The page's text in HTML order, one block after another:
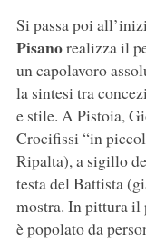
Si passa poi
Pisanorealizza il
un capolavoro
la sintesi tra
e stile. A Pistoia,
Crocifissi “in
Ripalta), a sigillo
testa del Battista
mostra. In pittura il
è popolato da